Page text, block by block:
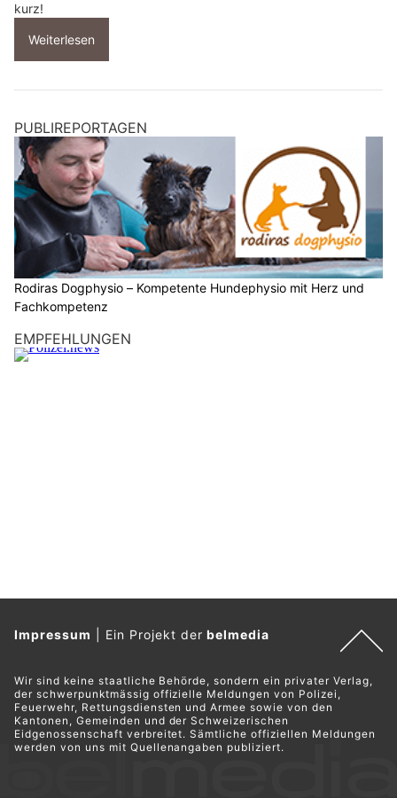
kurz!
Weiterlesen
PUBLIREPORTAGEN
Rodiras Dogphysio – Kompetente Hundephysio mit Herz und
Fachkompetenz
EMPFEHLUNGEN
Impressum Ein Projekt derbelmedia
Wir sind keine staatliche Behörde, sondern ein privater Verlag,
der schwerpunktmässig offizielle Meldungen von Polizei,
Feuerwehr, Rettungsdiensten und Armee sowie von den
Kantonen, Gemeinden und der Schweizerischen
Eidgenossenschaft verbreitet. Sämtliche offiziellen Meldungen
werden von uns mit Quellenangaben publiziert.